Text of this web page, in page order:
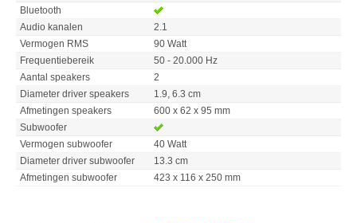
Bluetooth
Audio kanalen
2.1
Vermogen RMS
90 Watt
Frequentiebereik
50 - 20.000 Hz
Aantal speakers
2
Diameter driver speakers
1.9, 6.3 cm
Afmetingen speakers
600 x 62 x 95 mm
Subwoofer
Vermogen subwoofer
40 Watt
Diameter driver subwoofer
13.3 cm
Afmetingen subwoofer
423 x 116 x 250 mm